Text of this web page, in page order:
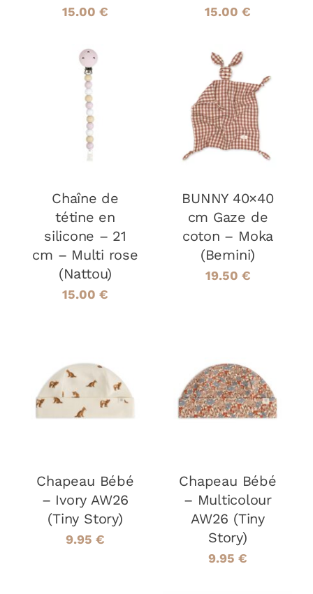
15.00 € 15.00 €
AJOUTER AU
PANIER
DÉTAILS
Chaîne de
tétine en
silicone – 21
cm – Multi rose
(Nattou)
15.00 €
AJOUTER AU
PANIER
/
DÉTAILS
BUNNY 40×40
cm Gaze de
coton – Moka
(Bemini)
19.50 €
CHOIX DES
OPTIONS
CE
PRODUIT
A
OPTIONS
PEUVENT
ÊTRE
CHOISIES
SUR
DÉTAILS
Chapeau Bébé
– Ivory AW26
(Tiny Story)
9.95 €
CHOIX DES
OPTIONS CE
PRODUIT
A
OPTIONS
PEUVENT
ÊTRE
CHOISIES
SUR
LA
/
DÉTAILS
Chapeau Bébé
– Multicolour
AW26 (Tiny
Story)
9.95 €